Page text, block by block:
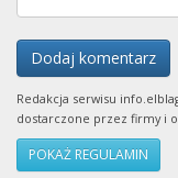
Dodaj komentarz
Redakcja serwisu
dostarczone przez firmy i
POKAŻ REGULAMIN